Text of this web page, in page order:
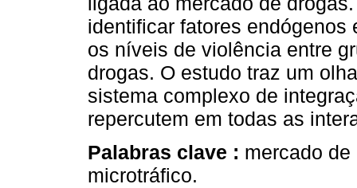
identificar fatores endógenos
os níveis de violência entre
drogas. O estudo traz um
sistema complexo de
repercutem em todas as
Palabras clave : mercado
microtráfico.